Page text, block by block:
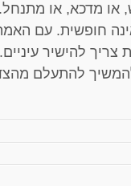
או מדכא, או
חופשית. עם
להישיר
להתעלם